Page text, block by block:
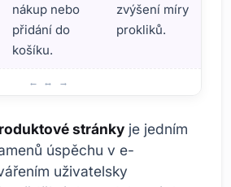
nákup nebo
přidání do
košíku.
zvýšení míry
prokliků.
stránky je jedním
úspěchu v e-
uživatelsky